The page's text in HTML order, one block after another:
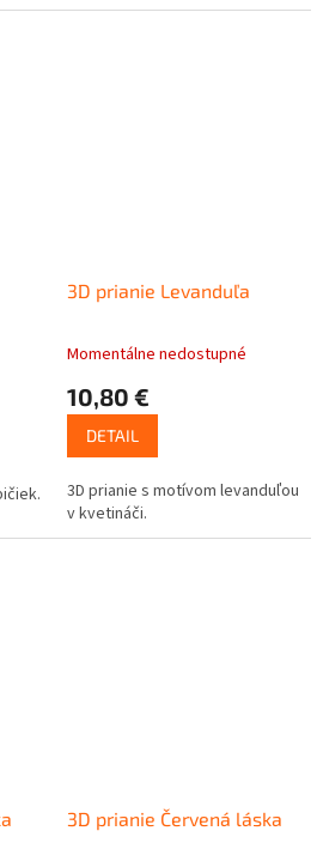
3D prianie Levanduľa
Momentálne nedostupné
10,80 €
DETAIL
3D prianie s motívom levanduľou
v kvetináči.
3D prianie Červená láska